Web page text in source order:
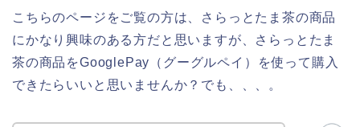
こちらのページをご覧の方は、さらっとたま茶の商品
にかなり興味のある方だと思いますが、さらっとたま
茶の商品をGooglePay（グーグルペイ）を使って購入
できたらいいと思いませんか？でも、、、。